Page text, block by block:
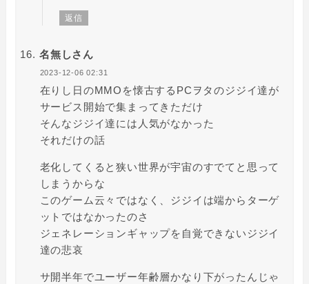
返信
名無しさん
2023-12-06 02:31
在りし日のMMOを懐古するPCヲタのジジイ達が
サービス開始で集まってきただけ
そんなジジイ達には人気がなかった
それだけの話
老化してくると狭い世界が宇宙のすでてと思って
しまうからな
このゲーム云々ではなく、ジジイは端からターゲ
ットではなかったのさ
ジェネレーションギャップを自覚できないジジイ
達の悲哀
サ開半年でユーザー年齢層かなり下がったんじゃ